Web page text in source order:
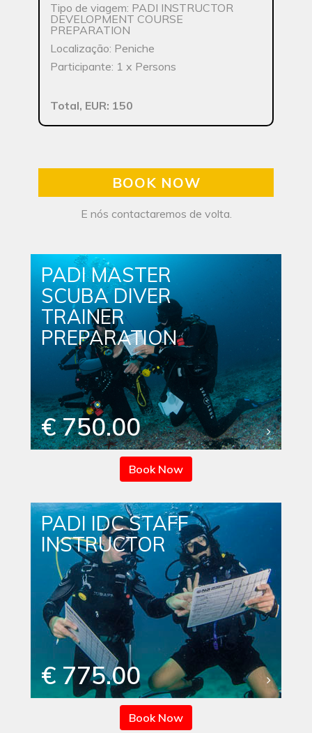
Tipo de viagem: PADI INSTRUCTOR
DEVELOPMENT COURSE
PREPARATION
Localização: Peniche
Participante: 1 x Persons
Total, EUR: 150
BOOK NOW
E nós contactaremos de volta.
PADI MASTER
SCUBA DIVER
TRAINER
PREPARATION
€ 750.00
Book Now
PADI IDC STAFF
INSTRUCTOR
€ 775.00
Book Now